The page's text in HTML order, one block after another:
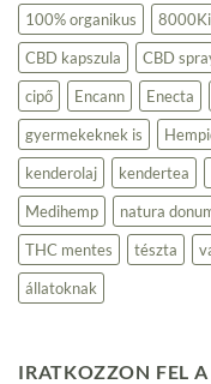
választás
a
környezettudatos
fogyasztóknak
bejegyzéshez
100% organikus
CBD kapszula
CBD
cipő
Encann Enecta
gyermekeknek is
kenderolaj
kendertea
Medihemp
natura
THC mentes
tészta
állatoknak
IRATKOZZON FEL